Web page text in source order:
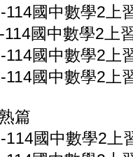
114國中數學2上
114國中數學2上
114國中數學2上
114國中數學2上
篇
114國中數學2上